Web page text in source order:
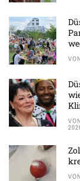
VON
VON
VON